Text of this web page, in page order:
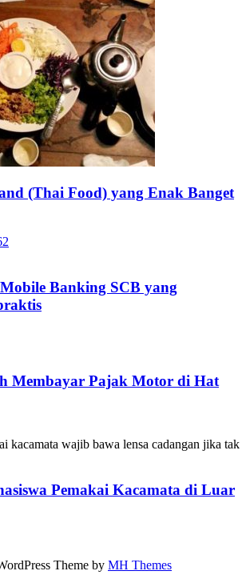
(Thai Food) yang Enak Banget
Banking SCB yang
Membayar Pajak Motor di Hat
Pemakai Kacamata di Luar
Theme by MH Themes